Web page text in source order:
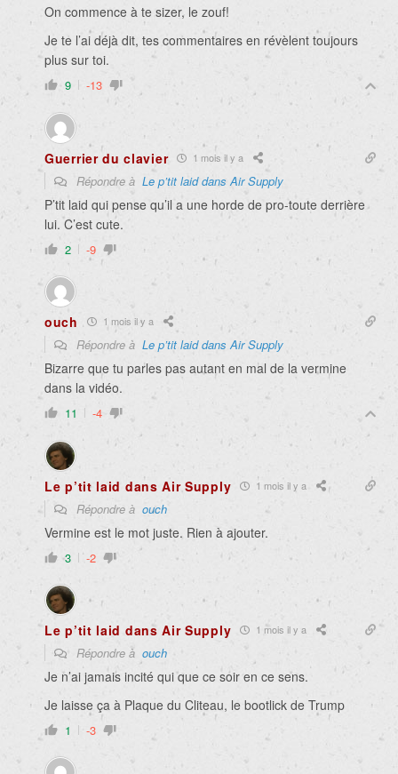
On commence à te sizer, le zouf!
Je te l’ai déjà dit, tes commentaires en révèlent toujours
plus sur toi.
9 -13
Guerrier du clavier 1 mois il y a
Répondre à Le p’tit laid dans Air Supply
P’tit laid qui pense qu’il a une horde de pro-toute derrière
lui. C’est cute.
2 -9
ouch 1 mois il y a
Répondre à Le p’tit laid dans Air Supply
Bizarre que tu parles pas autant en mal de la vermine
dans la vidéo.
11 -4
Le p’tit laid dans Air Supply 1 mois il y a
Répondre à ouch
Vermine est le mot juste. Rien à ajouter.
3 -2
Le p’tit laid dans Air Supply 1 mois il y a
Répondre à ouch
Je n’ai jamais incité qui que ce soir en ce sens.
Je laisse ça à Plaque du Cliteau, le bootlick de Trump
1 -3